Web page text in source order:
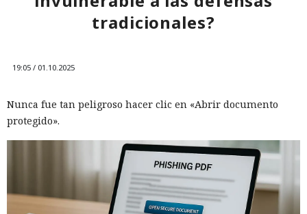
tradicionales?
19:05 / 01.10.2025
Nunca fue tan peligroso hacer clic en «Abrir documento
protegido».